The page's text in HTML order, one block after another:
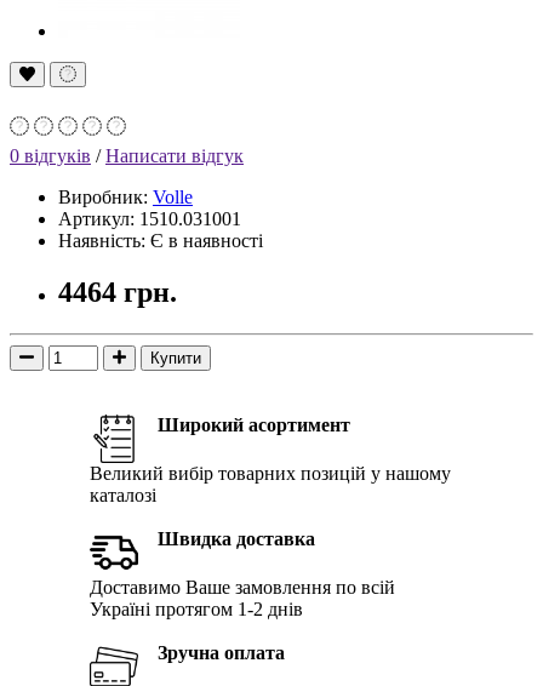
0 відгуків /Написати відгук
Виробник: Volle
Артикул: 1510.031001
Наявність: Є в наявності
4464 грн.
Купити
Широкий асортимент
Великий вибір товарних позицій у нашому
каталозі
Швидка доставка
Доставимо Ваше замовлення по всій
Україні протягом 1-2 днів
Зручна оплата